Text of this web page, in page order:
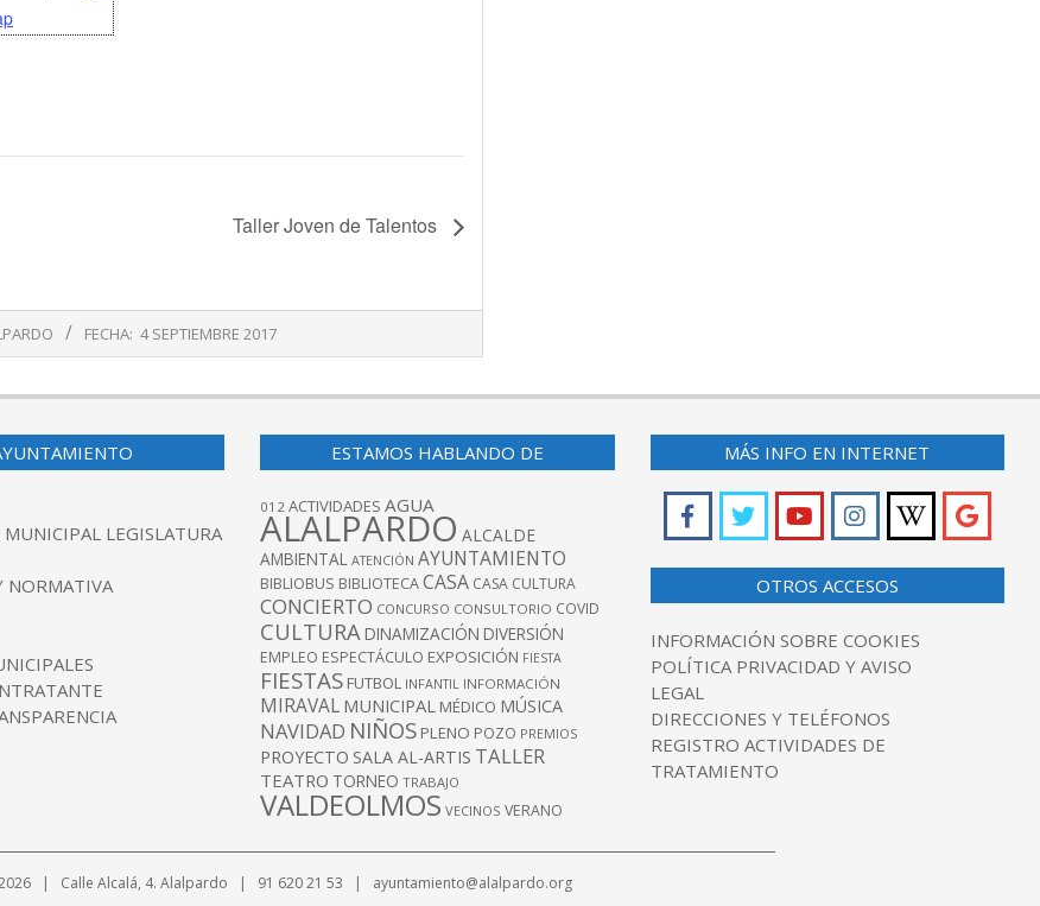
Taller Joven de Talentos
FECHA: 4 SEPTIEMBRE 2017
LEGISLATURA
NORMATIVA
ESTAMOS HABLANDO DE
012 ACTIVIDADES AGUA
ALALPARDO ALCALDE
AMBIENTAL ATENCIÓN AYUNTAMIENTO
BIBLIOBUS BIBLIOTECACASA CASA CULTURA
CONCIERTO CONCURSO CONSULTORIO COVID
CULTURA DINAMIZACIÓN DIVERSIÓN
EMPLEO ESPECTÁCULO EXPOSICIÓN FIESTA
FIESTAS FUTBOL INFANTIL INFORMACIÓN
MIRAVAL MUNICIPAL MÉDICO MÚSICA
NAVIDAD NIÑOS PLENO POZO PREMIOS
PROYECTO SALA AL-ARTIS TALLER
TEATRO TORNEO TRABAJO
VALDEOLMOS VECINOS VERANO
MÁS INFO EN INTERNET
OTROS ACCESOS
INFORMACIÓN SOBRE COOKIES
POLÍTICA PRIVACIDAD Y AVISO
LEGAL
DIRECCIONES Y TELÉFONOS
REGISTRO ACTIVIDADES DE
TRATAMIENTO
| Calle Alcalá, 4. Alalpardo | 91 620 21 53 | ayuntamiento@alalpardo.org